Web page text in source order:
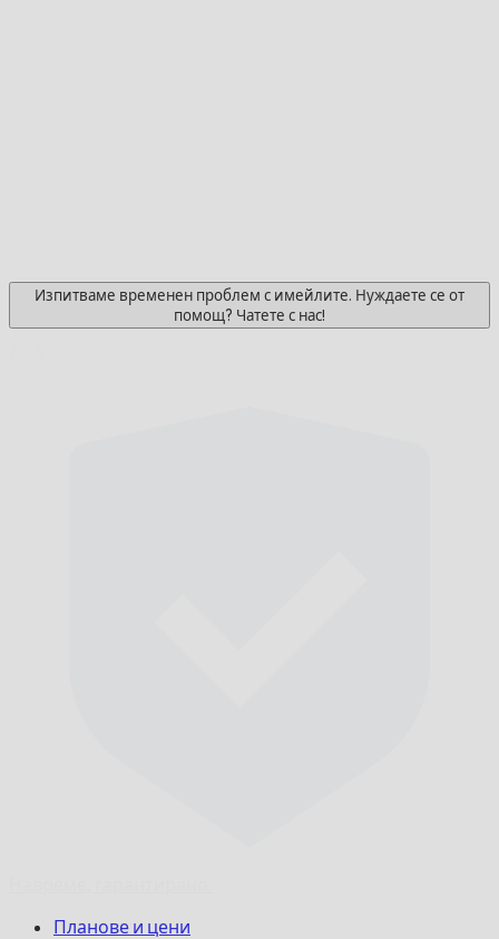
Изпитваме временен проблем с имейлите. Нуждаете се от
помощ? Чатете с нас!
Планове и цени